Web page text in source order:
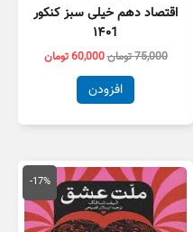
اقتصاد دهم خیلی سبز کنکور
۱۴۰1
75,000تومان60,000تومان
افزودن
108,000 تومان
-17%
قیمت
اصلی
780,000 تومان
بود.
قیمت
فعلی
است.